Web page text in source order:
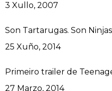
Data
3 Xullo, 2007
Son Tartarugas. Son Ninjas
Data
25 Xuño, 2014
Primeiro trailer de
Data
27 Marzo, 2014